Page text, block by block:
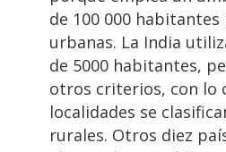
de 100 000 habitantes
urbanas. La India
de 5000 habitantes,
otros criterios, con lo
localidades se
rurales. Otros diez